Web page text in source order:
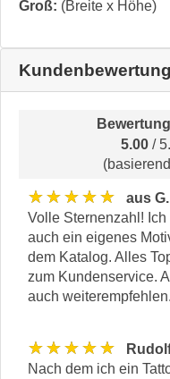
Groß: (Breite x Höhe)
5.00 /
★★★★★
aus G.
Volle Sternenzahl!
auch ein eigenes
dem Katalog. Alles
zum Kundenservice.
auch
★★★★★
Nach dem ich ein